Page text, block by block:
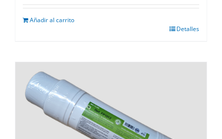
Añadir al carrito
Detalles